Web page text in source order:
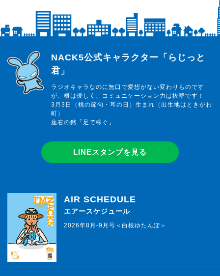
らじっと君
NACK5公式キャラクター「らじっと
君」
ラジオキャラなのに無口で愛想がない変わりものです
が、根は優しく、コミュニケーション力は抜群です！
3月3日（桃の節句・耳の日）生まれ（出生地はときがわ
町）
座右の銘「足で稼ぐ」
LINEスタンプを見る
AIR SCHEDULE
エアースケジュール
2026年8月-9月号＜白根ゆたんぽ＞